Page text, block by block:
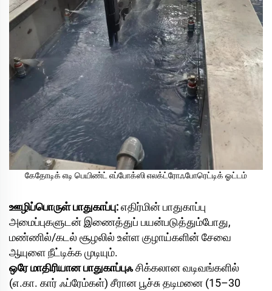
கேதோடிக் எடி பெயிண்ட் எப்போக்ஸி எலக்ட்ரோஃபோரெட்டிக் ஓட்டம்
ஊழிப்பொருள் பாதுகாப்பு:எதிர்மின் பாதுகாப்பு
அமைப்புகளுடன் இணைத்துப் பயன்படுத்தும்போது,
மண்ணில்/கடல் சூழலில் உள்ள குழாய்களின் சேவை
ஆயுளை நீட்டிக்க முடியும்.
ஒரே மாதிரியான பாதுகாப்புஃசிக்கலான வடிவங்களில்
(எ.கா. கார் ஃப்ரேம்கள்) சீரான பூச்சு தடிமனை (15–30